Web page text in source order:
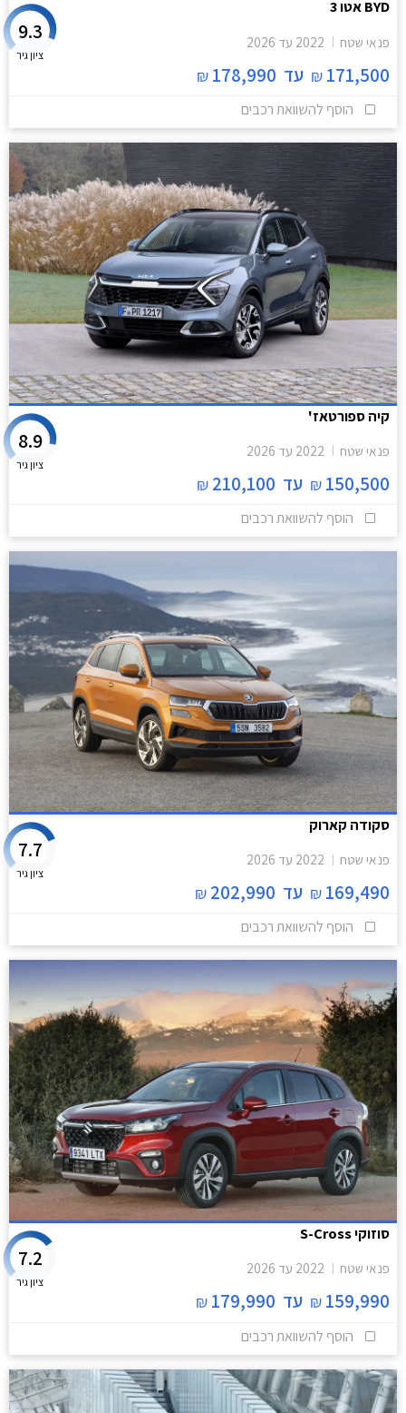
BYD אטו 3
פנאי שטח 2022 עד 2026
171,500
₪ עד 178,990
₪
9.3
ציון גיר
הוסף להשוואת רכבים
קיה ספורטאז'
פנאי שטח 2022 עד 2026
150,500
₪ עד 210,100
₪
8.9
ציון גיר
הוסף להשוואת רכבים
סקודה קארוק
פנאי שטח 2022 עד 2026
169,490
₪ עד 202,990
₪
7.7
ציון גיר
הוסף להשוואת רכבים
סוזוקי S-Cross
פנאי שטח 2022 עד 2026
159,990
₪ עד 179,990
₪
7.2
ציון גיר
הוסף להשוואת רכבים